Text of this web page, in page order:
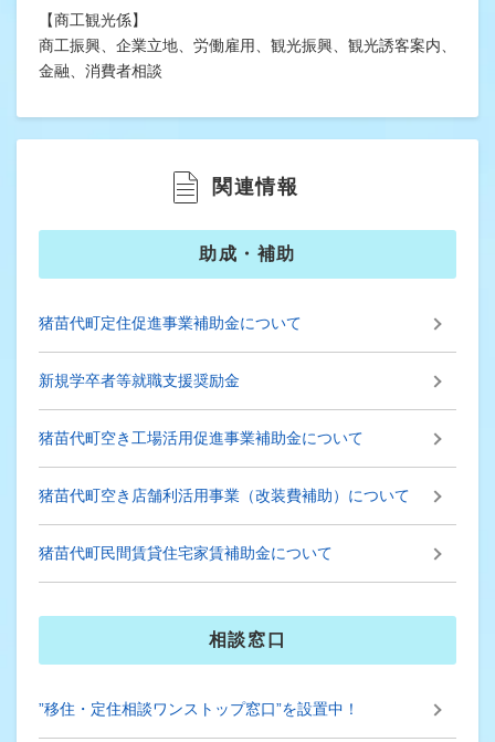
【商工観光係】
商工振興、企業立地、労働雇用、観光振興、観光誘客案内、
金融、消費者相談
関連情報
助成・補助
猪苗代町定住促進事業補助金について
新規学卒者等就職支援奨励金
猪苗代町空き工場活用促進事業補助金について
猪苗代町空き店舗利活用事業（改装費補助）について
猪苗代町民間賃貸住宅家賃補助金について
相談窓口
”移住・定住相談ワンストップ窓口”を設置中！